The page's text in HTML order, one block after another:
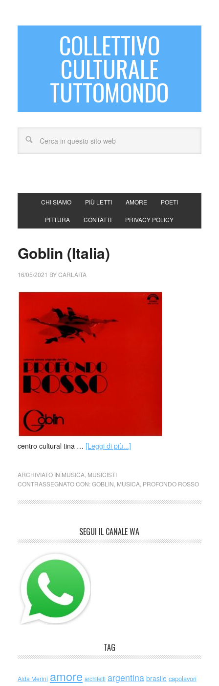
COLLETTIVO
CULTURALE
TUTTOMONDO
CHI SIAMO PIÙ LETTI AMORE POETI
PITTURA CONTATTI PRIVACY POLICY
Goblin (Italia)
16/05/2021 BYCARLAITA
centro cultural tina … [Leggi di più...]
ARCHIVIATO IN:MUSICA, MUSICISTI
CONTRASSEGNATO CON:GOBLIN MUSICA, PROFONDO ROSSO
SEGUI IL CANALE WA
TAG
Alda Merini amore architetti argentina brasile capolavori